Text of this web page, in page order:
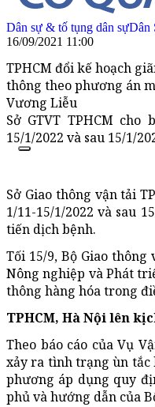
Dân sự & tố tụng dân sựDân
16/09/2021 11:00
TPHCM đổi kế hoạch
thông theo phương án
Vương Liễu
Sở GTVT TPHCM
15/1/2022 và sau 15/1/
Sở Giao thông vận tải
1/11-15/1/2022 và sau
tiến dịch bệnh.
Tối 15/9, Bộ Giao
Nông nghiệp và Phát
thông hàng hóa trong
TPHCM, Hà Nội lên
Theo báo cáo của Vụ
xảy ra tình trạng ùn tắc
phương áp dụng quy
phủ và hướng dẫn của